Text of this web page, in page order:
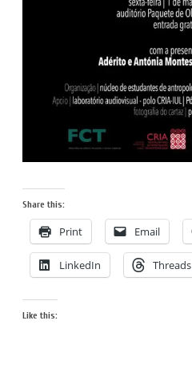
Share this:
Print Email
LinkedIn Threads
Like this: